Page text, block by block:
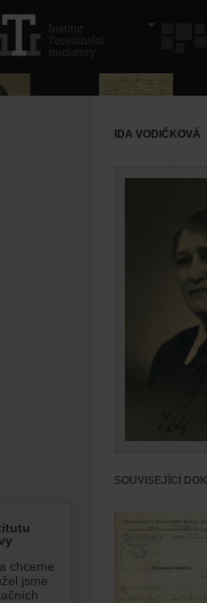
IDA VODIČKOVÁ
SOUVISEJÍCÍ